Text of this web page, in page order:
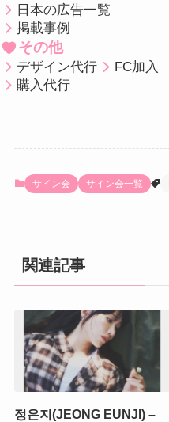
日本の広告一覧
掲載事例
その他
デザイン代行
FC加入
購入代行
サイン会 サイン会一覧
関連記事
정은지(JEONG EUNJI) –